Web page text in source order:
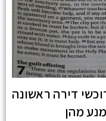
דירה ראשונה
מהן